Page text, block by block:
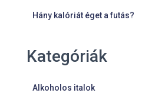
Hány kalóriát éget a futás?
Kategóriák
Alkoholos italok